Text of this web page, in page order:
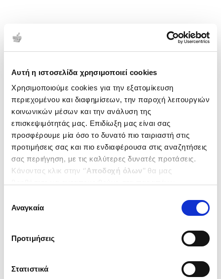
Αυτή η ιστοσελίδα χρησιμοποιεί cookies
Χρησιμοποιούμε cookies για την εξατομίκευση
περιεχομένου και διαφημίσεων, την παροχή λειτουργιών
κοινωνικών μέσων και την ανάλυση της
επισκεψιμότητάς μας. Επιδίωξη μας είναι σας
προσφέρουμε μία όσο το δυνατό πιο ταιριαστή στις
προτιμήσεις σας και πιο ενδιαφέρουσα στις αναζητήσεις
σας περιήγηση, με τις καλύτερες δυνατές προτάσεις.
Κάνοντας κλικ στην ‘’Αποδοχή όλων’’ θα μας
ενδιαφέρουν και να επιλέξετε από τα παρακάτω με την
΄΄και να ενημερωθείτε σχετικά με
συγκατάθεσης
Αναγκαία
Προτιμήσεις
Στατιστικά